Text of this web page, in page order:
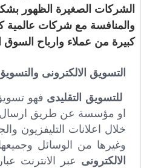
الشركات الصغيرة الظهور
والمنافسة مع شركات عالمية
كبيرة من عملاء وارباح السوق
التسويق الالكترونى
للتسويق التقليدى فهو
او مؤسسة عن طريق ارسال
خلال اعلانات التليفزيون
وغيرها من الوسائل
الالكترونى عبر الانترنت